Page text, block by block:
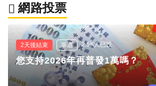
網路投票
2天後結束 單選 2.5K人已投
您支持2026年再普發1萬嗎？